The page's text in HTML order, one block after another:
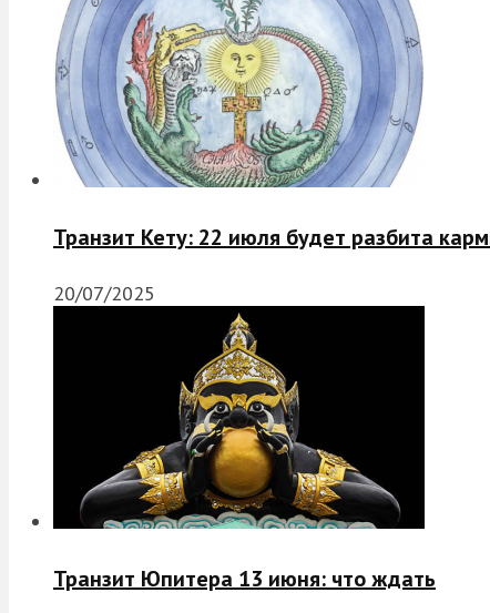
Транзит Кету: 22 июля будет разбита
20/07/2025
Транзит Юпитера 13 июня: что ждать